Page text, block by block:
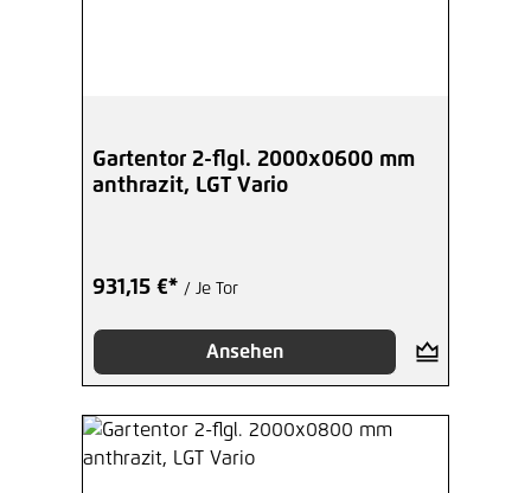
Gartentor 2-flgl. 2000x0600 mm
anthrazit, LGT Vario
931,15 €* / Je Tor
Ansehen